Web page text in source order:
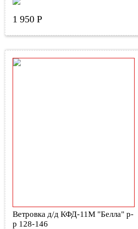
1 950 Р
Ветровка д/д КФД-11М "Белла" р-
р 128-146